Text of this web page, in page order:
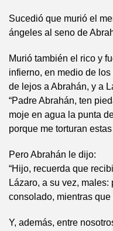
Sucedió que murió el
ángeles al seno de
Murió también el rico y
infierno, en medio de
de lejos a Abrahán, y a
“Padre Abrahán, ten
moje en agua la punta
porque me torturan estas
Pero Abrahán le dijo:
“Hijo, recuerda que
Lázaro, a su vez,
consolado, mientras
Y, además, entre